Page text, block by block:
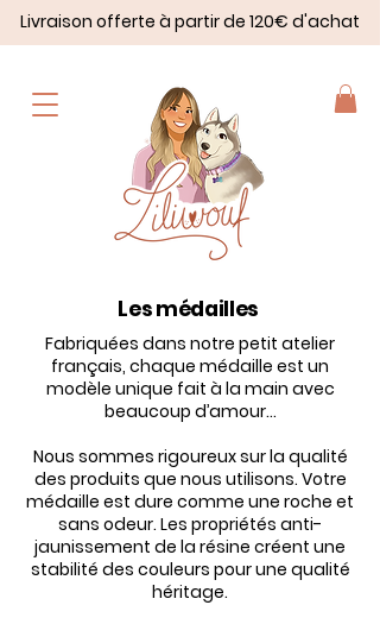
Livraison offerte à partir de 120€ d'achat
Les médailles
Fabriquées dans notre petit atelier
français, chaque médaille est un
modèle unique fait à la main avec
beaucoup d’amour…
Nous sommes rigoureux sur la qualité
des produits que nous utilisons. Votre
médaille est dure comme une roche et
sans odeur. Les propriétés anti-
jaunissement de la résine créent une
stabilité des couleurs pour une qualité
héritage.